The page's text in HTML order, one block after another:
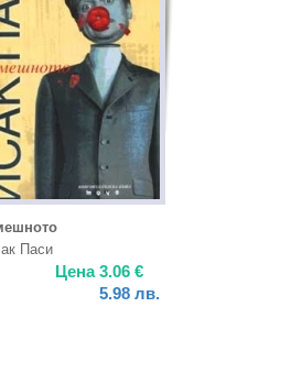
Паси
Цена3.06 €
5.98 лв.